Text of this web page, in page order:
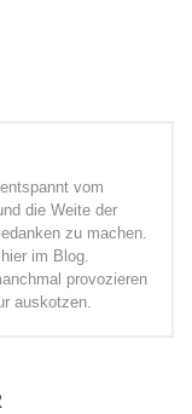
vom
die Weite der
zu machen.
im Blog.
provozieren
auskotzen.